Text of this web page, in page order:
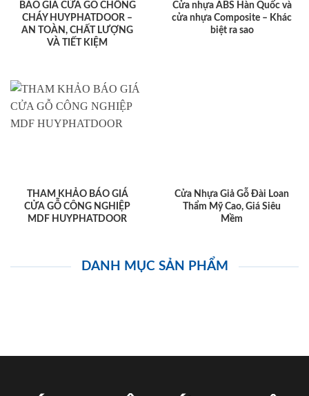
BÁO GIÁ CỬA GỖ CHỐNG
CHÁY HUYPHATDOOR –
AN TOÀN, CHẤT LƯỢNG
VÀ TIẾT KIỆM
Cửa nhựa ABS Hàn Quốc và
cửa nhựa Composite – Khác
biệt ra sao
THAM KHẢO BÁO GIÁ
CỬA GỖ CÔNG NGHIỆP
MDF HUYPHATDOOR
Cửa Nhựa Giả Gỗ Đài Loan
Thẩm Mỹ Cao, Giá Siêu
Mềm
DANH MỤC SẢN PHẨM